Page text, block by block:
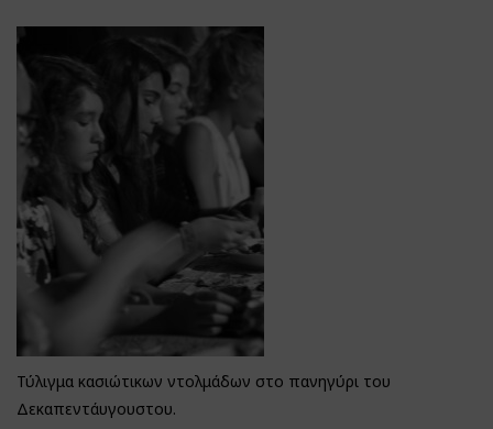
Τύλιγμα κασιώτικων ντολμάδων στο πανηγύρι του
Δεκαπεντάυγουστου.